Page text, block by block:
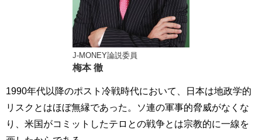
J-MONEY論説委員
梅本 徹
1990年代以降のポスト冷戦時代において、日本は地政学的
リスクとはほぼ無縁であった。ソ連の軍事的脅威がなくな
り、米国がコミットしたテロとの戦争とは宗教的に一線を